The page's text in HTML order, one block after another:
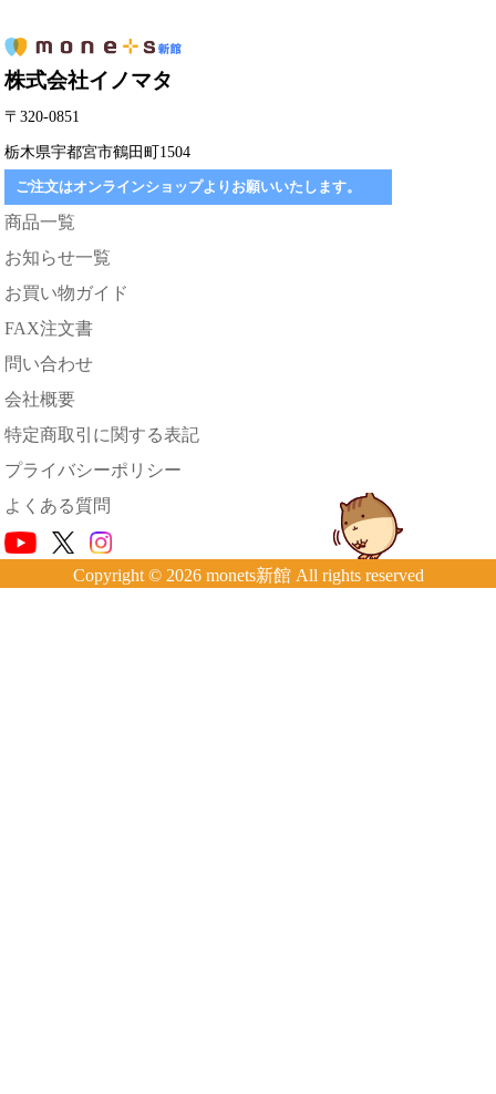
株式会社イノマタ
〒320-0851
栃木県宇都宮市鶴田町1504
ご注文はオンラインショップよりお願いいたします。
商品一覧
お知らせ一覧
お買い物ガイド
FAX注文書
問い合わせ
会社概要
特定商取引に関する表記
プライバシーポリシー
よくある質問
Copyright © 2026 monets新館 All rights reserved